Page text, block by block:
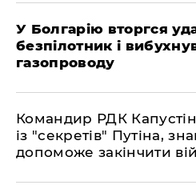
У Болгарію вторгся
безпілотник і
газопроводу
Командир РДК
із "секретів" Путіна,
допоможе закінчити